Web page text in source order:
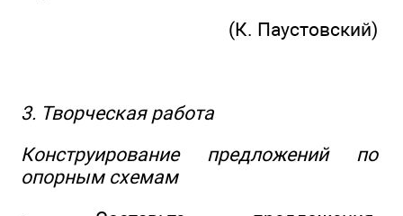
(К. Паустовский)
3. Творческая работа
Конструирование предложений по
опорным схемам